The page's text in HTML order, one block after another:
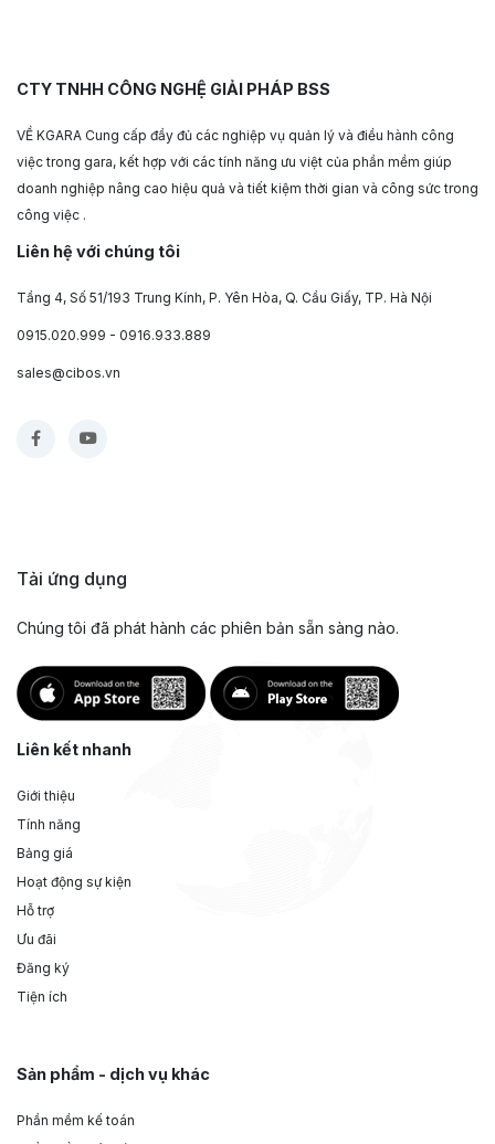
CTY TNHH CÔNG NGHỆ GIẢI PHÁP BSS
VỀ KGARA Cung cấp đầy đủ các nghiệp vụ quản lý và điều hành công
việc trong gara, kết hợp với các tính năng ưu việt của phần mềm giúp
doanh nghiệp nâng cao hiệu quả và tiết kiệm thời gian và công sức trong
công việc .
Liên hệ với chúng tôi
Tầng 4, Số 51/193 Trung Kính, P. Yên Hòa, Q. Cầu Giấy, TP. Hà Nội
0915.020.999 - 0916.933.889
sales@cibos.vn
Tải ứng dụng
Chúng tôi đã phát hành các phiên bản sẵn sàng nào.
Liên kết nhanh
Giới thiệu
Tính năng
Bảng giá
Hoạt động sự kiện
Hỗ trợ
Ưu đãi
Đăng ký
Tiện ích
Sản phẩm - dịch vụ khác
Phần mềm kế toán